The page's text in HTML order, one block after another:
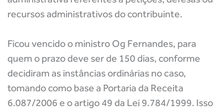
recursos administrativos do contribuinte.
Ficou vencido o ministro Og Fernandes, para
quem o prazo deve ser de 150 dias, conforme
decidiram as instâncias ordinárias no caso,
tomando como base a Portaria da Receita
6.087/2006 e o artigo 49 da Lei 9.784/1999. Isso